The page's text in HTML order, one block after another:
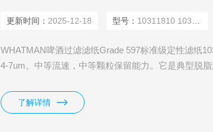
更新时间： 2025-12-18 型号： 10311810 10311811
WHATMAN啤酒过滤滤纸Grade 597标准级定性滤纸
4-7um。中等流速，中等颗粒保留能力。它是典型脱
是标准的啤酒过滤滤纸，已折叠好的为597 ½。
了解详情